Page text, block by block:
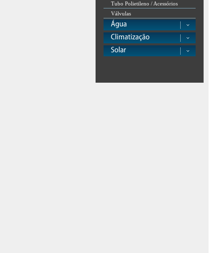
Tubo Polietileno / Acessórios
Válvulas